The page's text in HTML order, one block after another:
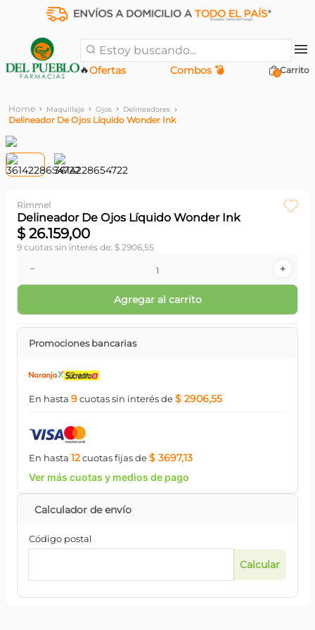
Estoy buscando...
Ofertas
🔥 Combos 💣 0
Maquillaje Ojos Delineadores
Delineador De Ojos Líquido Wonder Ink
Rimmel
Delineador De Ojos Líquido Wonder Ink
$ 26.159,00
9 cuotas sin interés de: $ 2906,55
＋
－
Agregar al carrito
Promociones bancarias
En hasta 9cuotassin interésde$ 2906,55
En hasta 12cuotasfijasde$ 3697,13
Ver más cuotas y medios de pago
Código postal